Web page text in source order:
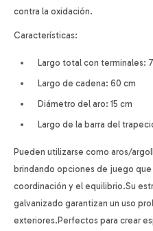
contra la oxidación.
Características:
Largo total con terminales:
Largo de cadena: 60 cm
Diámetro del aro: 15 cm
Largo de la barra del
Pueden utilizarse como aros/
brindando opciones de juego que
coordinación y el equilibrio.Su
galvanizado garantizan un uso
exteriores.Perfectos para crear